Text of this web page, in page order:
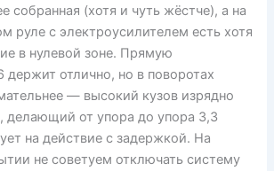
собранная (хотя и чуть жёстче), а на
руле с электроусилителем есть хотя
в нулевой зоне. Прямую
держит отлично, но в поворотах
— высокий кузов изрядно
делающий от упора до упора 3,3
на действие с задержкой. На
не советуем отключать систему